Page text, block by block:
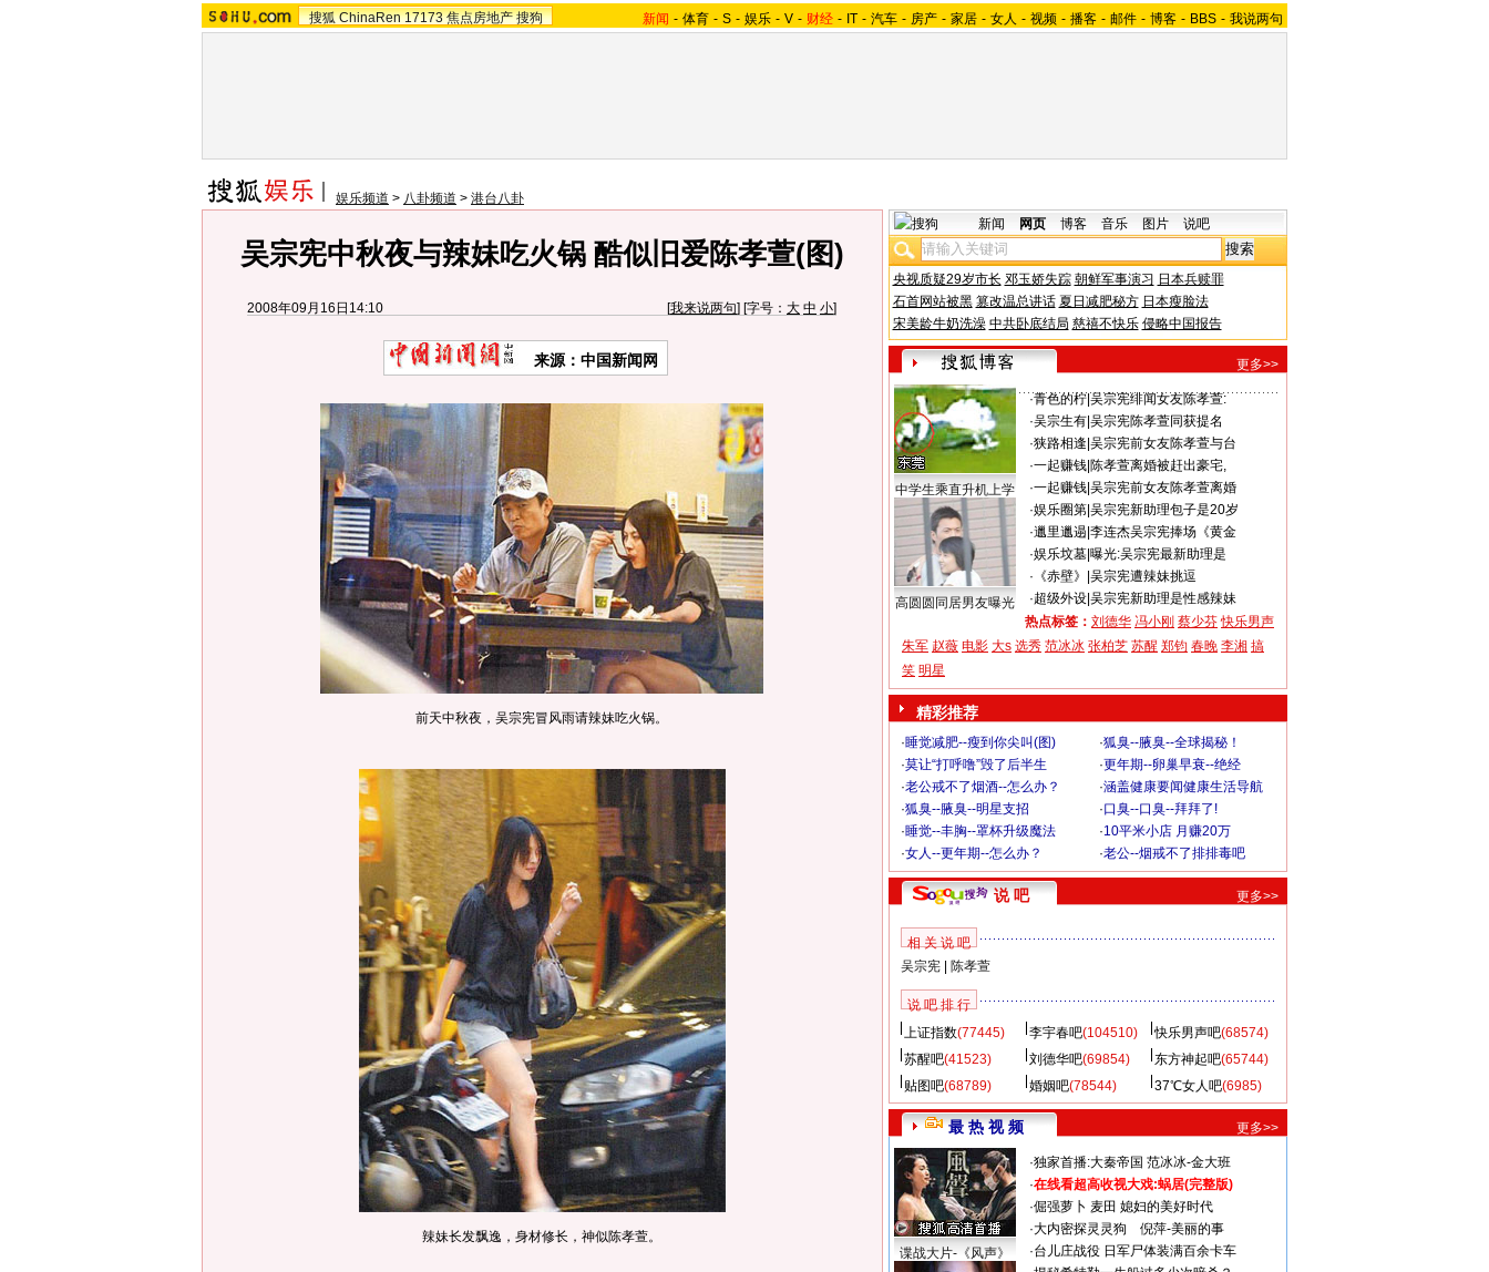
搜狐 ChinaRen 17173 焦点房地产 搜狗 新闻 - 体育 - S - 娱乐 - V - 财经 - IT - 汽车 - 房产 - 家居 - 女人 - 视频 - 播客 - 邮件 - 博客 - BBS - 我说两句
娱乐频道 > 八卦频道 > 港台八卦
吴宗宪中秋夜与辣妹吃火锅 酷似旧爱陈孝萱(图)
2008年09月16日14:10 [我来说两句] [字号： 大 中 小]
来源：中国新闻网
前天中秋夜，吴宗宪冒风雨请辣妹吃火锅。
辣妹长发飘逸，身材修长，神似陈孝萱。
新闻 网页 博客 音乐 图片 说吧
央视质疑29岁市长 邓玉娇失踪 朝鲜军事演习 日本兵赎罪
石首网站被黑 篡改温总讲话 夏日减肥秘方 日本瘦脸法
宋美龄牛奶洗澡 中共卧底结局 慈禧不快乐 侵略中国报告
更多>>
中学生乘直升机上学
高圆圆同居男友曝光
·青色的柠| 吴宗宪绯闻女友陈孝萱:
·吴宗生有| 吴宗宪陈孝萱同获提名
·狭路相逢 吴宗宪前女友陈孝萱与台
·一起赚钱| 陈孝萱离婚被赶出豪宅,
·一起赚钱| 吴宗宪前女友陈孝萱离婚
·娱乐圈第| 吴宗宪新助理包子是20岁
·邋里邋遢 李连杰吴宗宪捧场《黄金
·娱乐坟墓| 曝光:吴宗宪最新助理是
· 《赤壁》
吴宗宪遭辣妹挑逗
·超级外设| 吴宗宪新助理是性感辣妹
热点标签： 刘德华 冯小刚 蔡少芬 快乐男声
朱军 赵薇 电影 大s 选秀 范冰冰 张柏芝 苏醒 郑钧 春晚 李湘 搞
笑 明星
精彩推荐
·睡觉减肥--瘦到你尖叫(图) ·狐臭--腋臭--全球揭秘！
·莫让“打呼噜”毁了后半生 ·更年期--卵巢早衰--绝经
·老公戒不了烟酒--怎么办？ ·涵盖健康要闻健康生活导航
·狐臭--腋臭--明星支招 ·口臭--口臭--拜拜了!
·睡觉--丰胸--罩杯升级魔法 ·10平米小店 月赚20万
·女人--更年期--怎么办？ ·老公--烟戒不了排排毒吧
说 吧 更多>>
相 关 说 吧
吴宗宪| 陈孝萱
说 吧 排 行
上证指数(77445) 李宇春吧(104510) 快乐男声吧(68574)
苏醒吧(41523) 刘德华吧(69854) 东方神起吧(65744)
贴图吧(68789) 婚姻吧(78544) 37℃女人吧(6985)
最 热 视 频 更多>>
谍战大片-《风声》
·独家首播:大秦帝国 范冰冰-金大班
·在线看超高收视大戏:蜗居(完整版)
·倔强萝卜 麦田 媳妇的美好时代
·大内密探灵灵狗
倪萍-美丽的事
·台儿庄战役 日军尸体装满百余卡车